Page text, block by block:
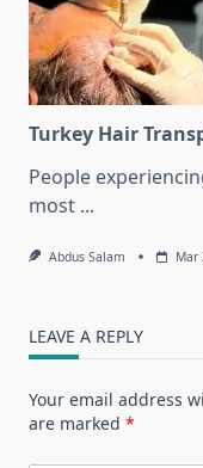
Turkey Hair
People
most ...
Abdus Salam Mar
LEAVE A REPLY
Your email address
are marked *